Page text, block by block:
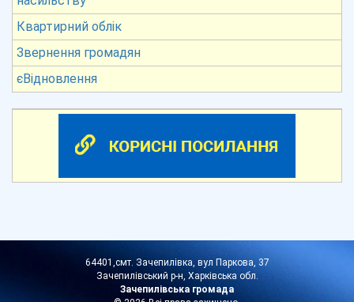
Квартирний облік
Звернення громадян
єВідновлення
64401,смт. Зачепилівка, вул Паркова, 37
Зачепилівський р-н, Харківська обл.
Зачепилівська громада